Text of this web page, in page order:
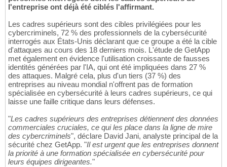
l'entreprise ont déjà été ciblés l'affirmant.
Les cadres supérieurs sont des cibles privilégiées pour les
cybercriminels, 72 % des professionnels de la cybersécurité
interrogés aux États-Unis déclarant que ce groupe a été la cible
d'attaques au cours des 18 derniers mois. L'étude de GetApp
met également en évidence l'utilisation croissante de fausses
identités générées par l'IA, qui ont été impliquées dans 27 %
des attaques. Malgré cela, plus d'un tiers (37 %) des
entreprises au niveau mondial n'offrent pas de formation
spécialisée en cybersécurité à leurs cadres supérieurs, ce qui
laisse une faille critique dans leurs défenses.
"Les cadres supérieurs des entreprises détiennent des données
commerciales cruciales, ce qui les place dans la ligne de mire
des cybercriminels", déclare David Jani, analyste principal de la
sécurité chez GetApp. "Il est urgent que les entreprises donnent
la priorité à une formation spécialisée en cybersécurité pour
leurs équipes dirigeantes."